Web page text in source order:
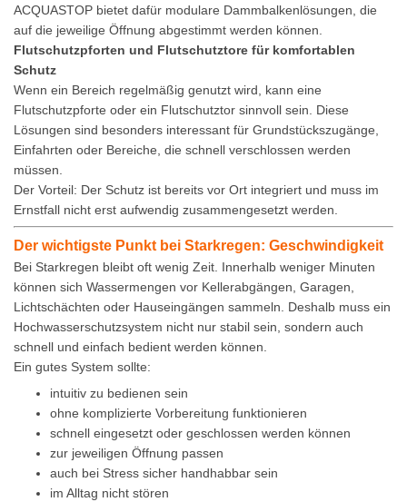
ACQUASTOP bietet dafür modulare Dammbalkenlösungen, die
auf die jeweilige Öffnung abgestimmt werden können.
Flutschutzpforten und Flutschutztore für komfortablen
Schutz
Wenn ein Bereich regelmäßig genutzt wird, kann eine
Flutschutzpforte oder ein Flutschutztor sinnvoll sein. Diese
Lösungen sind besonders interessant für Grundstückszugänge,
Einfahrten oder Bereiche, die schnell verschlossen werden
müssen.
Der Vorteil: Der Schutz ist bereits vor Ort integriert und muss im
Ernstfall nicht erst aufwendig zusammengesetzt werden.
Der wichtigste Punkt bei Starkregen: Geschwindigkeit
Bei Starkregen bleibt oft wenig Zeit. Innerhalb weniger Minuten
können sich Wassermengen vor Kellerabgängen, Garagen,
Lichtschächten oder Hauseingängen sammeln. Deshalb muss ein
Hochwasserschutzsystem nicht nur stabil sein, sondern auch
schnell und einfach bedient werden können.
Ein gutes System sollte:
intuitiv zu bedienen sein
ohne komplizierte Vorbereitung funktionieren
schnell eingesetzt oder geschlossen werden können
zur jeweiligen Öffnung passen
auch bei Stress sicher handhabbar sein
im Alltag nicht stören